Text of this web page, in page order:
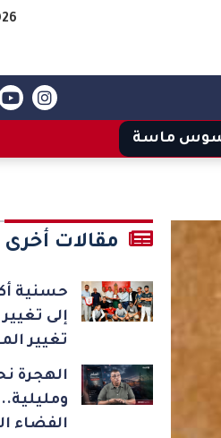
ماسة
مقالات أخرى
حسنية
إلى
تغيير
الهجرة
الفضاء